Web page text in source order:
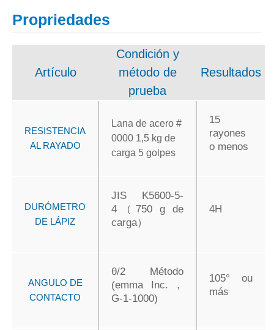
Propriedades
Artículo
Condición y
método de
prueba
Resultados
RESISTENCIA
AL RAYADO
Lana de acero #
0000 1,5 kg de
carga 5 golpes
15
rayones
o menos
DURÓMETRO
DE LÁPIZ
JIS K5600-5-
4（750 g de
carga）
4H
ANGULO DE
CONTACTO
θ/2 Método
(emma Inc.，
G-1-1000)
105° ou
más